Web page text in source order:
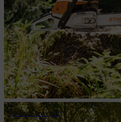
Péče o trávník